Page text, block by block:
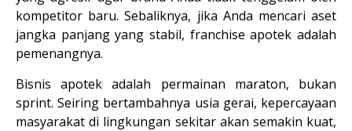
kompetitor baru. Sebaliknya, jika Anda mencari aset
jangka panjang yang stabil, franchise apotek adalah
pemenangnya.
Bisnis apotek adalah permainan maraton, bukan
sprint. Seiring bertambahnya usia gerai, kepercayaan
masyarakat di lingkungan sekitar akan semakin kuat,